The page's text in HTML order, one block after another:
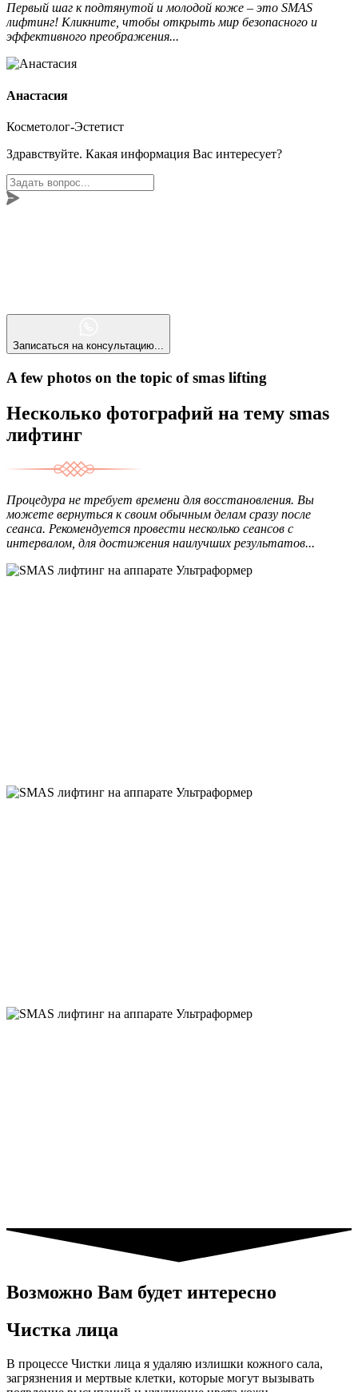
Первый шаг к подтянутой и молодой коже – это SMAS
лифтинг! Кликните, чтобы открыть мир безопасного и
эффективного преображения...
Анастасия
Косметолог-Эстетист
Здравствуйте. Какая информация Вас интересует?
Записаться на консультацию...
A few photos on the topic of smas lifting
Несколько фотографий на тему smas
лифтинг
Процедура не требует времени для восстановления. Вы
можете вернуться к своим обычным делам сразу после
сеанса. Рекомендуется провести несколько сеансов с
интервалом, для достижения наилучших результатов...
Возможно Вам будет интересно
Чистка лица
В процессе Чистки лица я удаляю излишки кожного сала,
загрязнения и мертвые клетки, которые могут вызывать